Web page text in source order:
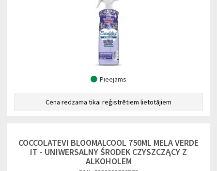
Pieejams
Cena redzama tikai reģistrētiem lietotājiem
COCCOLATEVI BLOOMALCOOL 750ML MELA VERDE
IT - UNIWERSALNY ŚRODEK CZYSZCZĄCY Z
ALKOHOLEM